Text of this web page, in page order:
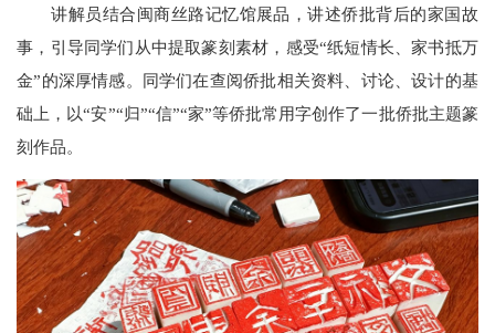
讲解员结合闽商丝路记忆馆展品，讲述侨批背后的家国故
事，引导同学们从中提取篆刻素材，感受“纸短情长、家书抵万
金”的深厚情感。同学们在查阅侨批相关资料、讨论、设计的基
础上，以“安”“归”“信”“家”等侨批常用字创作了一批侨批主题篆
刻作品。